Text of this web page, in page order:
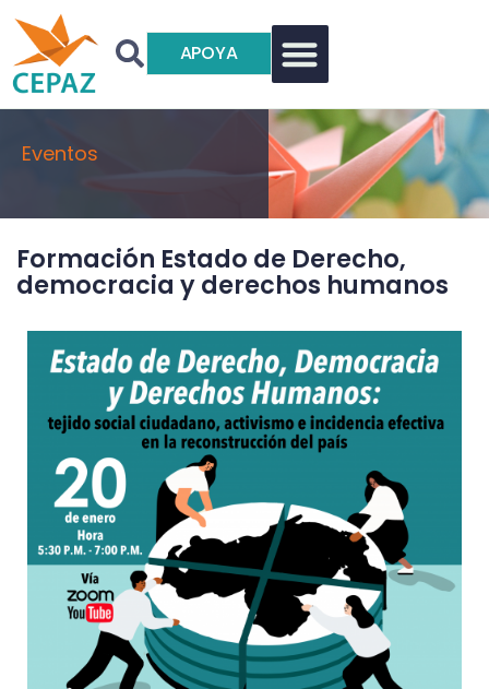
APOYA
Eventos
Formación Estado de Derecho,
democracia y derechos humanos